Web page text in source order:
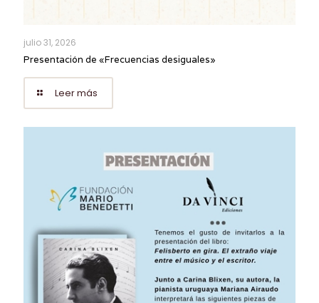
julio 31, 2026
Presentación de «Frecuencias desiguales»
Leer más